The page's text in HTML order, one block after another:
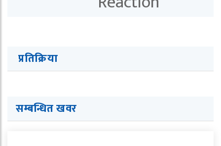
प्रतिक्रिया
सम्बन्धित खवर